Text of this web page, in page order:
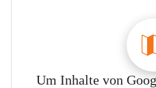
Um Inhalte von